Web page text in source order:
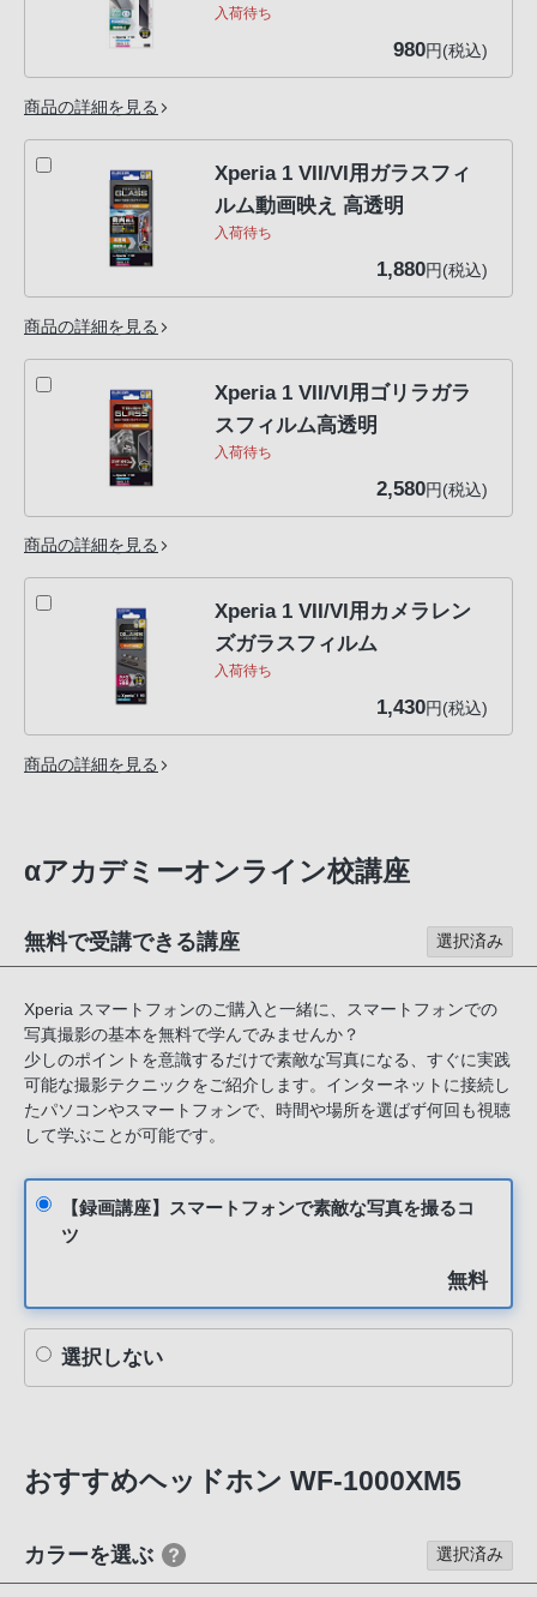
入荷待ち
980円(税込)
商品の詳細を見る
Xperia 1 VII/VI用ガラスフィ
ルム動画映え 高透明
入荷待ち
1,880円(税込)
商品の詳細を見る
Xperia 1 VII/VI用ゴリラガラ
スフィルム高透明
入荷待ち
2,580円(税込)
商品の詳細を見る
Xperia 1 VII/VI用カメラレン
ズガラスフィルム
入荷待ち
1,430円(税込)
商品の詳細を見る
αアカデミーオンライン校講座
無料で受講できる講座 選択済み
Xperia スマートフォンのご購入と一緒に、スマートフォンでの
写真撮影の基本を無料で学んでみませんか？
少しのポイントを意識するだけで素敵な写真になる、すぐに実践
可能な撮影テクニックをご紹介します。インターネットに接続し
たパソコンやスマートフォンで、時間や場所を選ばず何回も視聴
して学ぶことが可能です。
【録画講座】スマートフォンで素敵な写真を撮るコ
ツ
無料
選択しない
おすすめヘッドホン WF-1000XM5
カラーを選ぶ 選択済み